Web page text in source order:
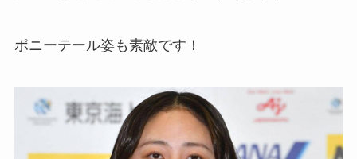
ポニーテール姿も素敵です！